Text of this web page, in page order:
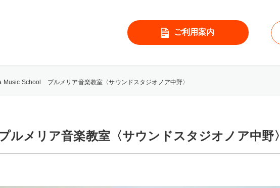
ご利用案内
Music School プルメリア音楽教室〈サウンドスタジオノア中野〉
メリア音楽教室〈サウンドスタジオノア中野〉